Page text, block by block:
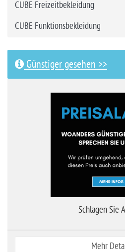
CUBE Freizeitbekleidung
CUBE Funktionsbekleidung
Günstiger gesehen >>
Schlagen Sie
Mehr